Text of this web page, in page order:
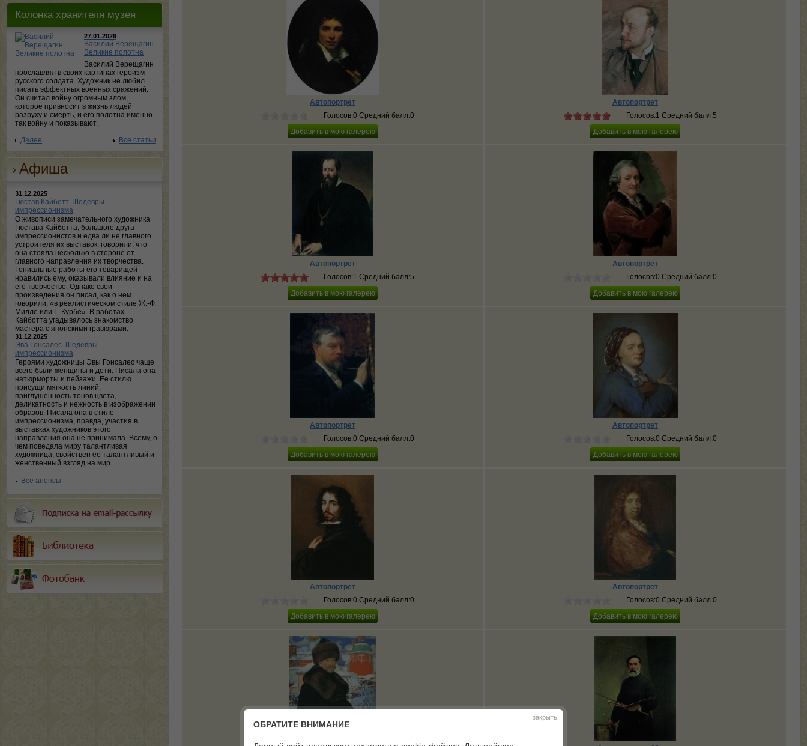
Колонка хранителя музея
27.01.2026
Василий Верещагин.
Великие полотна
Василий Верещагин
прославлял в своих картинах героизм
русского солдата. Художник не любил
писать эффектных военных сражений.
Он считал войну огромным злом,
которое привносит в жизнь людей
разруху и смерть, и его полотна именно
так войну и показывают.
Далее
Все статьи
Афиша
31.12.2025
Гюстав Кайботт. Шедевры
импрессионизма
О живописи замечательного художника
Гюстава Кайботта, большого друга
импрессионистов и едва ли не главного
устроителя их выставок, говорили, что
она стояла несколько в стороне от
главного направления их творчества.
Гениальные работы его товарищей
нравились ему, оказывали влияние и на
его творчество. Однако свои
произведения он писал, как о нем
говорили, «в реалистическом стиле Ж.-Ф.
Милле или Г. Курбе». В работах
Кайботта угадывалось знакомство
мастера с японскими гравюрами.
31.12.2025
Эва Гонсалес. Шедевры
импрессионизма
Героями художницы Эвы Гонсалес чаще
всего были женщины и дети. Писала она
натюрморты и пейзажи. Ее стилю
присущи мягкость линий,
приглушенность тонов цвета,
деликатность и нежность в изображении
образов. Писала она в стиле
импрессионизма, правда, участия в
выставках художников этого
направления она не принимала. Всему, о
чем поведала миру талантливая
художница, свойствен ее талантливый и
женственный взгляд на мир.
Все анонсы
Автопортрет
Голосов:0 Средний балл:0
Автопортрет
Голосов:1 Средний балл:5
Автопортрет
Голосов:1 Средний балл:5
Автопортрет
Голосов:0 Средний балл:0
Автопортрет
Голосов:0 Средний балл:0
Автопортрет
Голосов:0 Средний балл:0
Автопортрет
Голосов:0 Средний балл:0
Автопортрет
Голосов:0 Средний балл:0
закрыть
ОБРАТИТЕ ВНИМАНИЕ